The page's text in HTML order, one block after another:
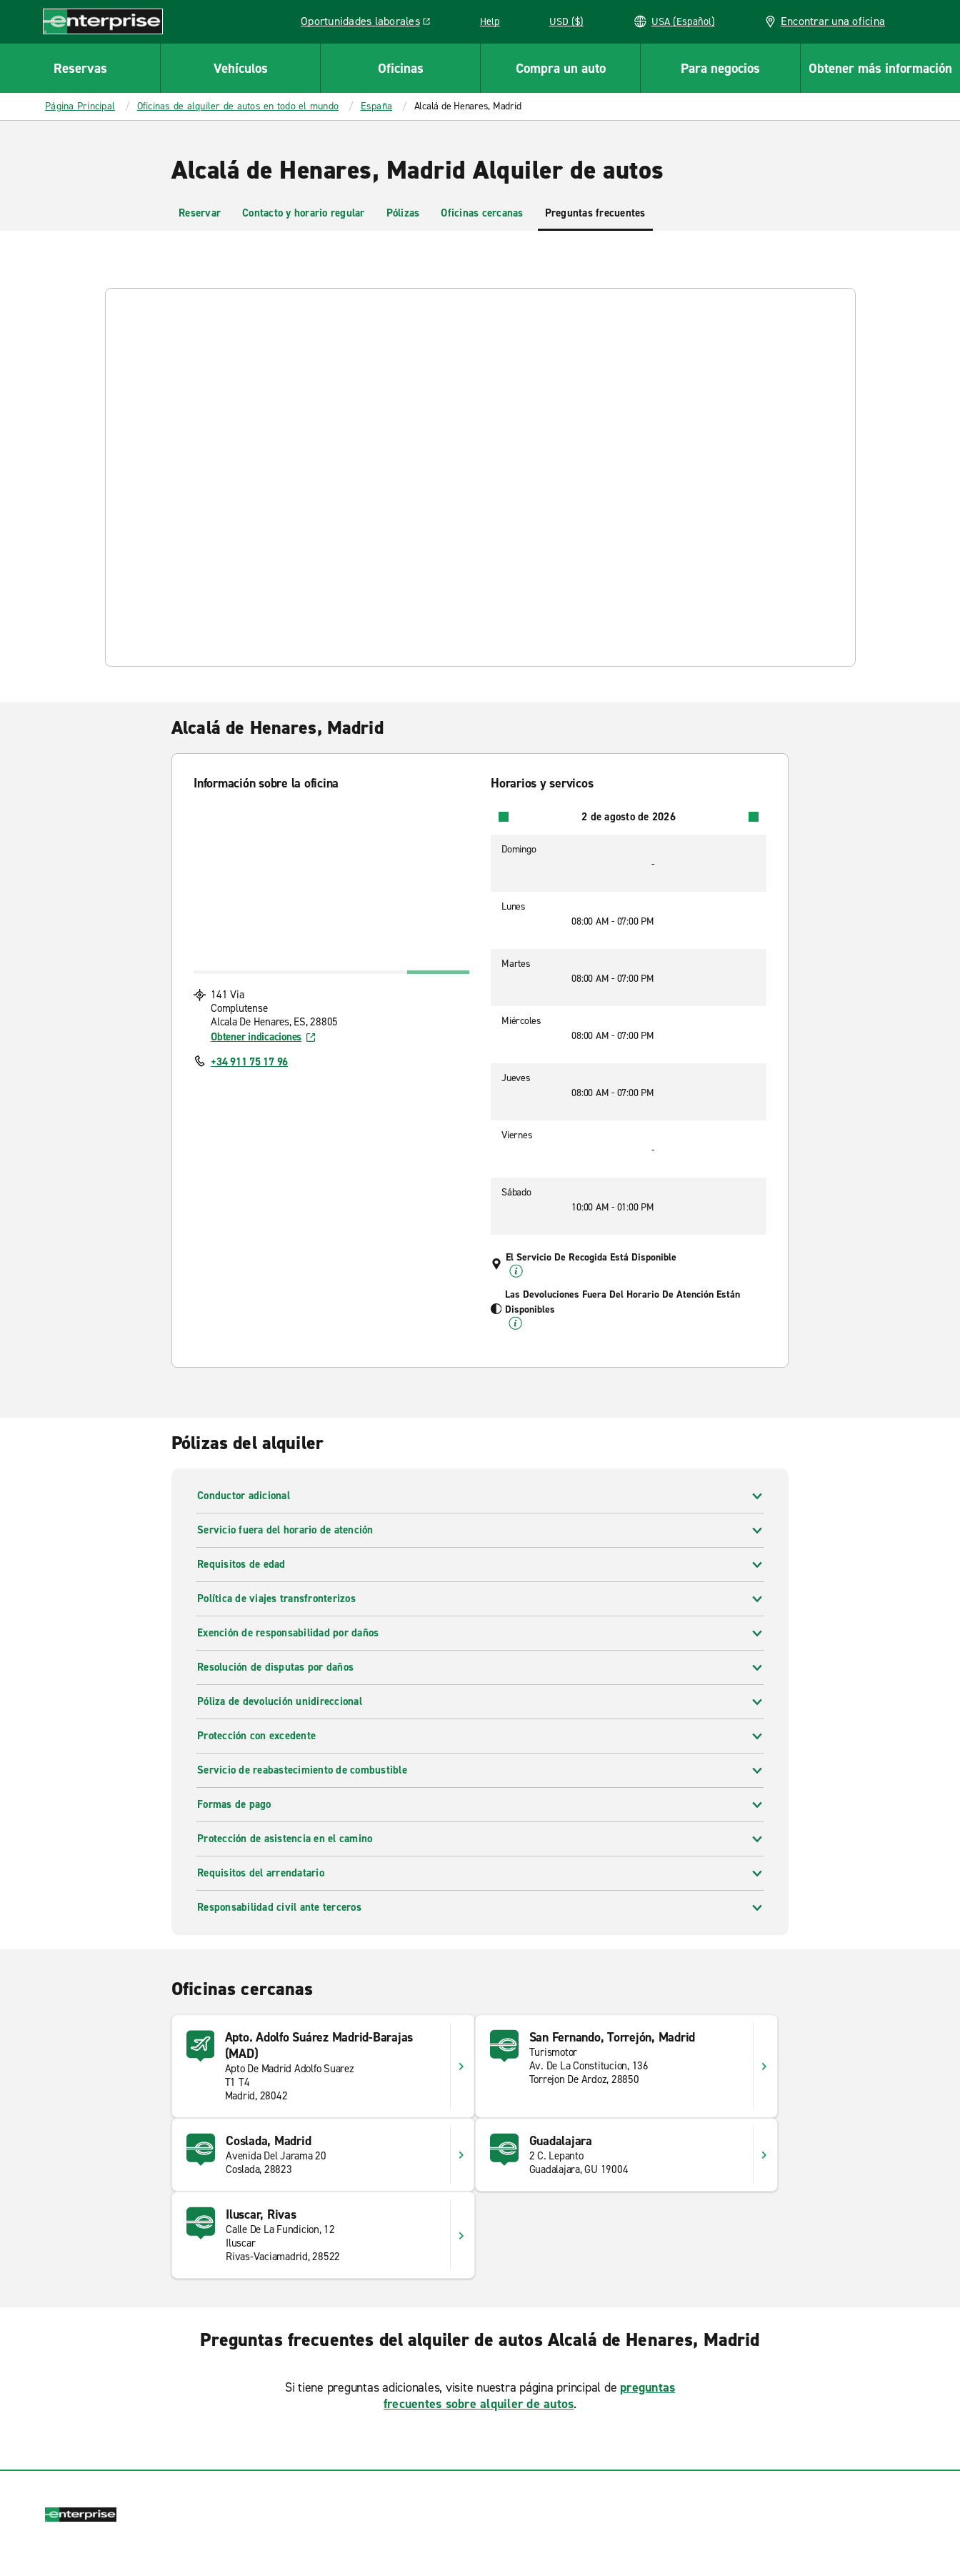
CONTENT
Enterprise
Oportunidades laborales
Link opens in a new window Help USD ($) USA (Español) Encontrar una oficina
Reservas Vehículos Oficinas Compra un auto Para negocios Obtener más información
Página Principal Oficinas de alquiler de autos en todo el mundo España Alcalá de Henares, Madrid
Alcalá de Henares, Madrid Alquiler de autos
Reservar Contacto y horario regular Pólizas Oficinas cercanas Preguntas frecuentes
Alcalá de Henares, Madrid
Información sobre la oficina
141 Via
Complutense
Alcala De Henares, ES, 28805
Obtener indicaciones
+34 911 75 17 96
Horarios y servicos
2 de agosto de 2026
Domingo
-
Lunes
08:00 AM - 07:00 PM
Martes
08:00 AM - 07:00 PM
Miércoles
08:00 AM - 07:00 PM
Jueves
08:00 AM - 07:00 PM
Viernes
-
Sábado
10:00 AM - 01:00 PM
El Servicio De Recogida Está Disponible
Las Devoluciones Fuera Del Horario De Atención Están
Disponibles
Pólizas del alquiler
Conductor adicional
Servicio fuera del horario de atención
Requisitos de edad
Política de viajes transfronterizos
Exención de responsabilidad por daños
Resolución de disputas por daños
Póliza de devolución unidireccional
Protección con excedente
Servicio de reabastecimiento de combustible
Formas de pago
Protección de asistencia en el camino
Requisitos del arrendatario
Responsabilidad civil ante terceros
Oficinas cercanas
Apto. Adolfo Suárez Madrid-Barajas
(MAD)
Apto De Madrid Adolfo Suarez
T1 T4
Madrid, 28042
San Fernando, Torrejón, Madrid
Turismotor
Av. De La Constitucion, 136
Torrejon De Ardoz, 28850
Coslada, Madrid
Avenida Del Jarama 20
Coslada, 28823
Guadalajara
2 C. Lepanto
Guadalajara, GU 19004
Iluscar, Rivas
Calle De La Fundicion, 12
Iluscar
Rivas-Vaciamadrid, 28522
Preguntas frecuentes del alquiler de autos Alcalá de Henares, Madrid
Si tiene preguntas adicionales, visite nuestra página principal de preguntas
frecuentes sobre alquiler de autos.